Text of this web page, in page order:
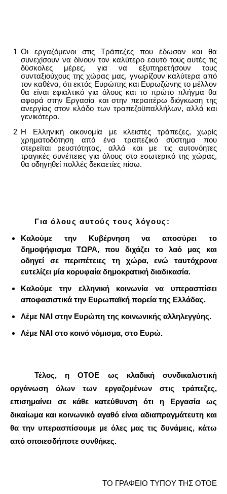
Οι εργαζόμενοι στις Τράπεζες που έδωσαν και θα
συνεχίσουν να δίνουν τον καλύτερο εαυτό τους αυτές τις
δύσκολες μέρες, για να εξυπηρετήσουν τους
συνταξιούχους της χώρας μας, γνωρίζουν καλύτερα από
τον καθένα, ότι εκτός Ευρώπης και Ευρωζώνης το μέλλον
θα είναι εφιαλτικό για όλους και το πρώτο πλήγμα θα
αφορά στην Εργασία και στην περαιτέρω διόγκωση της
ανεργίας στον κλάδο των τραπεζοϋπαλλήλων, αλλά και
γενικότερα.
Η Ελληνική οικονομία με κλειστές τράπεζες, χωρίς
χρηματοδότηση από ένα τραπεζικό σύστημα που
στερείται ρευστότητας, αλλά και με τις αυτονόητες
τραγικές συνέπειες για όλους στο εσωτερικό της χώρας,
θα οδηγηθεί πολλές δεκαετίες πίσω.
Για όλους αυτούς τους λόγους:
Καλούμε την Κυβέρνηση να αποσύρει το
δημοψήφισμα ΤΩΡΑ, που διχάζει το λαό μας και
οδηγεί σε περιπέτειες τη χώρα, ενώ ταυτόχρονα
ευτελίζει μία κορυφαία δημοκρατική διαδικασία.
Καλούμε την ελληνική κοινωνία να υπερασπίσει
αποφασιστικά την Ευρωπαϊκή πορεία της Ελλάδας.
Λέμε ΝΑΙ στην Ευρώπη της κοινωνικής αλληλεγγύης.
Λέμε ΝΑΙ στο κοινό νόμισμα, στο Ευρώ.
Τέλος, η ΟΤΟΕ ως κλαδική συνδικαλιστική
οργάνωση όλων των εργαζομένων στις τράπεζες,
επισημαίνει σε κάθε κατεύθυνση ότι η Εργασία ως
δικαίωμα και κοινωνικό αγαθό είναι αδιαπραγμάτευτη και
θα την υπερασπίσουμε με όλες μας τις δυνάμεις, κάτω
από οποιεσδήποτε συνθήκες.
ΤΟ ΓΡΑΦΕΙΟ ΤΥΠΟΥ ΤΗΣ ΟΤΟΕ